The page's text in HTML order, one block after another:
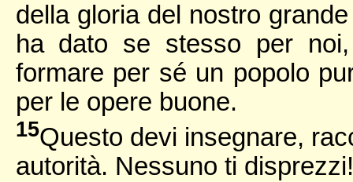
della gloria del nostro
ha dato se stesso per
formare per sé un popolo
per le opere buone.
15Questo devi insegnare,
autorità. Nessuno ti disprezzi!